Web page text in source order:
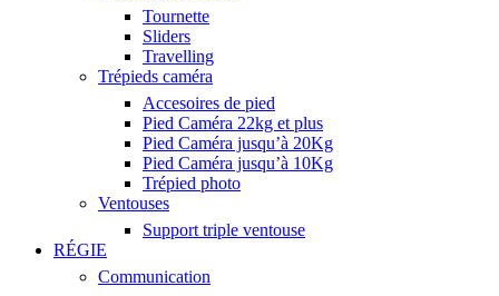
Tournette
Sliders
Travelling
Trépieds caméra
Accesoires de pied
Pied Caméra 22kg et plus
Pied Caméra jusqu’à 20Kg
Pied Caméra jusqu’à 10Kg
Trépied photo
Ventouses
Support triple ventouse
RÉGIE
Communication